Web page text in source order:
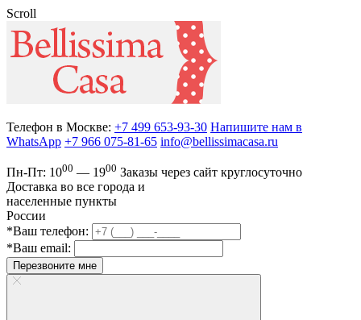
Scroll
Телефон в Москве: +7 499 653-93-30 Напишите нам в
WhatsApp +7 966 075-81-65 info@bellissimacasa.ru
Пн-Пт: 1000 — 1900 Заказы через сайт круглосуточно
Доставка во все города и
населенные пункты
России
*Ваш телефон:
*Ваш email:
Перезвоните мне